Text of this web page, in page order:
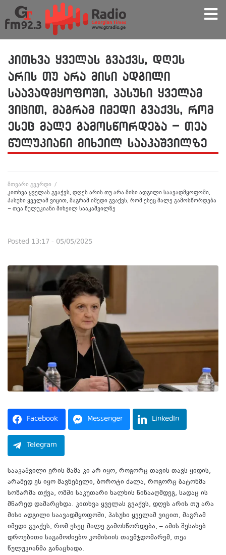
კითხვა ყველას გვაქვს, დღეს
არის თუ არა მისი ადგილი
საავადმყოფოში, პასუხი ყველამ
ვიცით, მაგრამ იმედი გვაქვს, რომ
ესეც მალე გამოსწორდება – თეა
წულუკიანი მიხეილ სააკაშვილზე
მთვარი გვერდი /
კითხვა ყველას გვაქვს, დღეს არის თუ არა მისი ადგილი საავადმყოფოში,
პასუხი ყველამ ვიცით, მაგრამ იმედი გვაქვს, რომ ესეც მალე გამოსწორდება
– თეა წულუკიანი მიხეილ სააკაშვილზე
Posted 13:17 - 05/05/2025
Facebook Messenger LinkedIn
Telegram
სააკაშვილი ერის მამა კი არ იყო, როგორც თავის თავს ყიდის,
არამედ ეს იყო მავნებელი, ბოროტი ძალა, როგორც ბატონმა
სოზარმა თქვა, ომში საკუთარი ხალხის წინააღმდეგ, სადაც ის
მწარედ დამარცხდა. კითხვა ყველას გვაქვს, დღეს არის თუ არა
მისი ადგილი საავადმყოფოში, პასუხი ყველამ ვიცით, მაგრამ
იმედი გვაქვს, რომ ესეც მალე გამოსწორდება, – ამის შესახებ
დროებითი საგამოძიებო კომისიის თავმჯდომარემ, თეა
წულუკიანმა განაცხადა.